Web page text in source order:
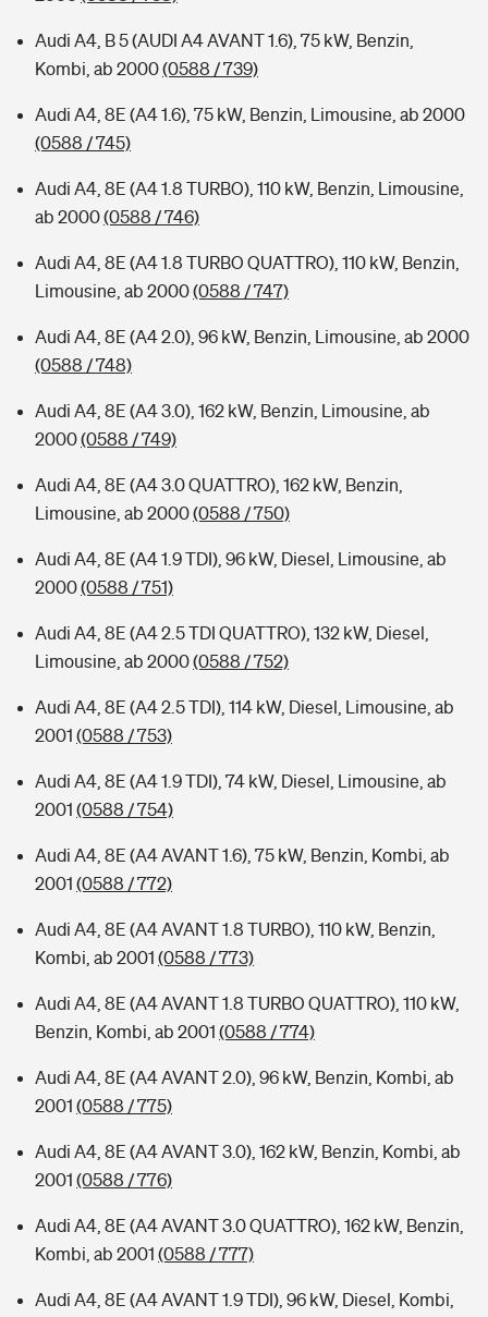
Audi A4, B 5 (AUDI A4 AVANT 1.6), 75 kW, Benzin,
Kombi, ab 2000(0588 / 739)
Audi A4, 8E (A4 1.6), 75 kW, Benzin, Limousine, ab 2000
(0588 / 745)
Audi A4, 8E (A4 1.8 TURBO), 110 kW, Benzin, Limousine,
ab 2000(0588 / 746)
Audi A4, 8E (A4 1.8 TURBO QUATTRO), 110 kW, Benzin,
Limousine, ab 2000(0588 / 747)
Audi A4, 8E (A4 2.0), 96 kW, Benzin, Limousine, ab 2000
(0588 / 748)
Audi A4, 8E (A4 3.0), 162 kW, Benzin, Limousine, ab
2000(0588 / 749)
Audi A4, 8E (A4 3.0 QUATTRO), 162 kW, Benzin,
Limousine, ab 2000(0588 / 750)
Audi A4, 8E (A4 1.9 TDI), 96 kW, Diesel, Limousine, ab
2000(0588 / 751)
Audi A4, 8E (A4 2.5 TDI QUATTRO), 132 kW, Diesel,
Limousine, ab 2000(0588 / 752)
Audi A4, 8E (A4 2.5 TDI), 114 kW, Diesel, Limousine, ab
2001 (0588 / 753)
Audi A4, 8E (A4 1.9 TDI), 74 kW, Diesel, Limousine, ab
2001 (0588 / 754)
Audi A4, 8E (A4 AVANT 1.6), 75 kW, Benzin, Kombi, ab
2001 (0588 / 772)
Audi A4, 8E (A4 AVANT 1.8 TURBO), 110 kW, Benzin,
Kombi, ab 2001 (0588 / 773)
Audi A4, 8E (A4 AVANT 1.8 TURBO QUATTRO), 110 kW,
Benzin, Kombi, ab 2001 (0588 / 774)
Audi A4, 8E (A4 AVANT 2.0), 96 kW, Benzin, Kombi, ab
2001 (0588 / 775)
Audi A4, 8E (A4 AVANT 3.0), 162 kW, Benzin, Kombi, ab
2001 (0588 / 776)
Audi A4, 8E (A4 AVANT 3.0 QUATTRO), 162 kW, Benzin,
Kombi, ab 2001 (0588 / 777)
Audi A4, 8E (A4 AVANT 1.9 TDI), 96 kW, Diesel, Kombi,